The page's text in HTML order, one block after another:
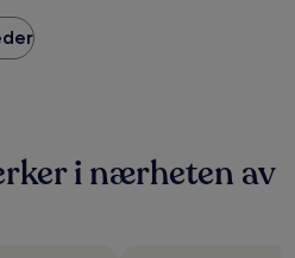
i nærheten av